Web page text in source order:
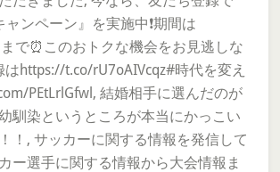
ャンペーン』を実施中❗期間は
で⏰このおトクな機会をお見逃しな
はhttps://t.co/rU7oAIVcqz#時代を変え
PEtLrlGfwl, 結婚相手に選んだのが
馴染というところが本当にかっこい
！, サッカーに関する情報を発信して
ー選手に関する情報から大会情報ま